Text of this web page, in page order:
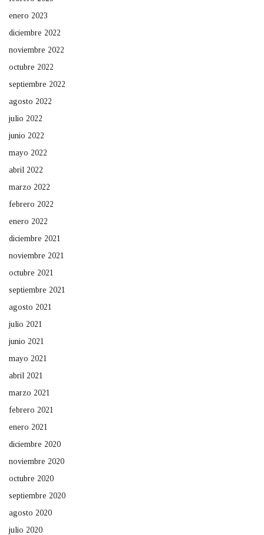
enero 2023
diciembre 2022
noviembre 2022
octubre 2022
septiembre 2022
agosto 2022
julio 2022
junio 2022
mayo 2022
abril 2022
marzo 2022
febrero 2022
enero 2022
diciembre 2021
noviembre 2021
octubre 2021
septiembre 2021
agosto 2021
julio 2021
junio 2021
mayo 2021
abril 2021
marzo 2021
febrero 2021
enero 2021
diciembre 2020
noviembre 2020
octubre 2020
septiembre 2020
agosto 2020
julio 2020